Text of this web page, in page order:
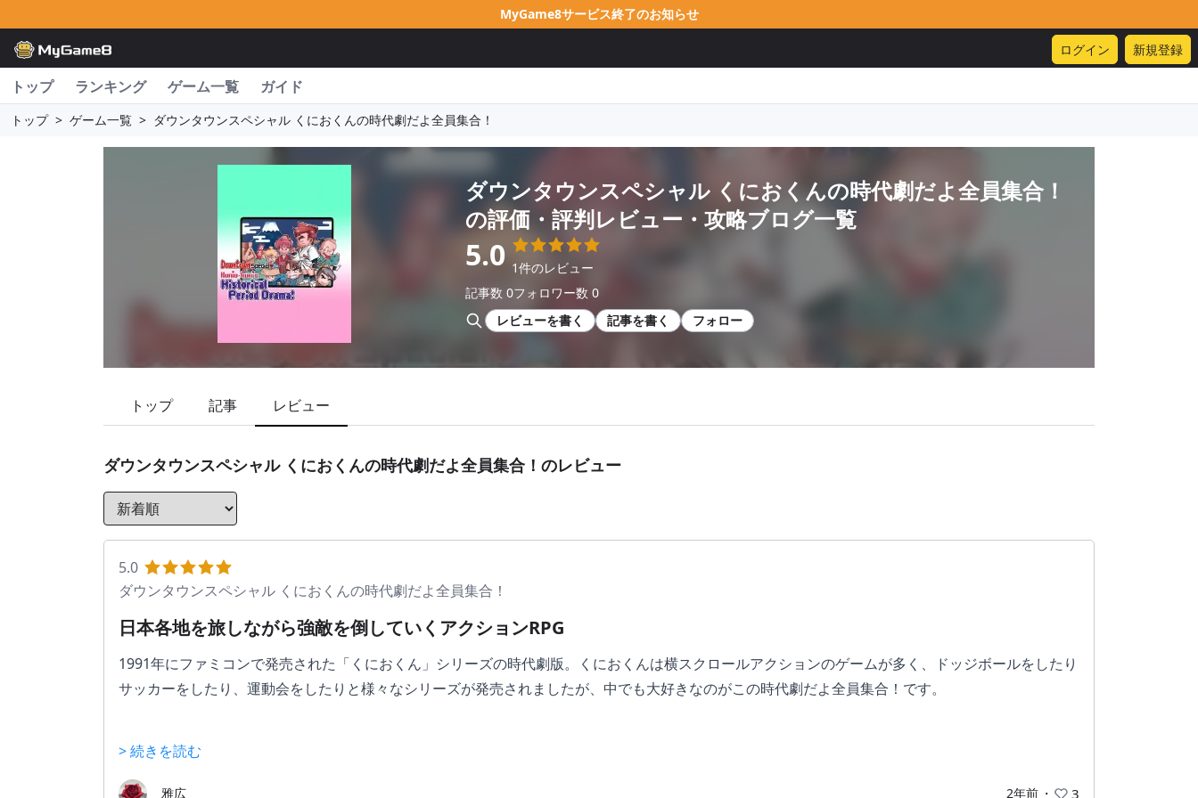
MyGame8サービス終了のお知らせ
ログイン 新規登録
トップ ランキング ゲーム一覧 ガイド
トップ > ゲーム一覧 > ダウンタウンスペシャル くにおくんの時代劇だよ全員集合！
ダウンタウンスペシャル くにおくんの時代劇だよ全員集合！
の評価・評判レビュー・攻略ブログ一覧
5.0 1件のレビュー
記事数 0フォロワー数 0
レビューを書く
記事を書く フォロー
トップ 記事 レビュー
ダウンタウンスペシャル くにおくんの時代劇だよ全員集合！ のレビュー
5.0
ダウンタウンスペシャル くにおくんの時代劇だよ全員集合！
日本各地を旅しながら強敵を倒していくアクションRPG
1991年にファミコンで発売された「くにおくん」シリーズの時代劇版。くにおくんは横スクロールアクションのゲームが多く、ドッジボールをしたり
サッカーをしたり、運動会をしたりと様々なシリーズが発売されましたが、中でも大好きなのがこの時代劇だよ全員集合！です。
ーを強化していくんですが、必殺技の種類がたくさんあったり、隠してあるお店を見つけたりするのが楽しく、当時相当やり込みました。
> 続きを読む
雅広 2年前 ・ 3